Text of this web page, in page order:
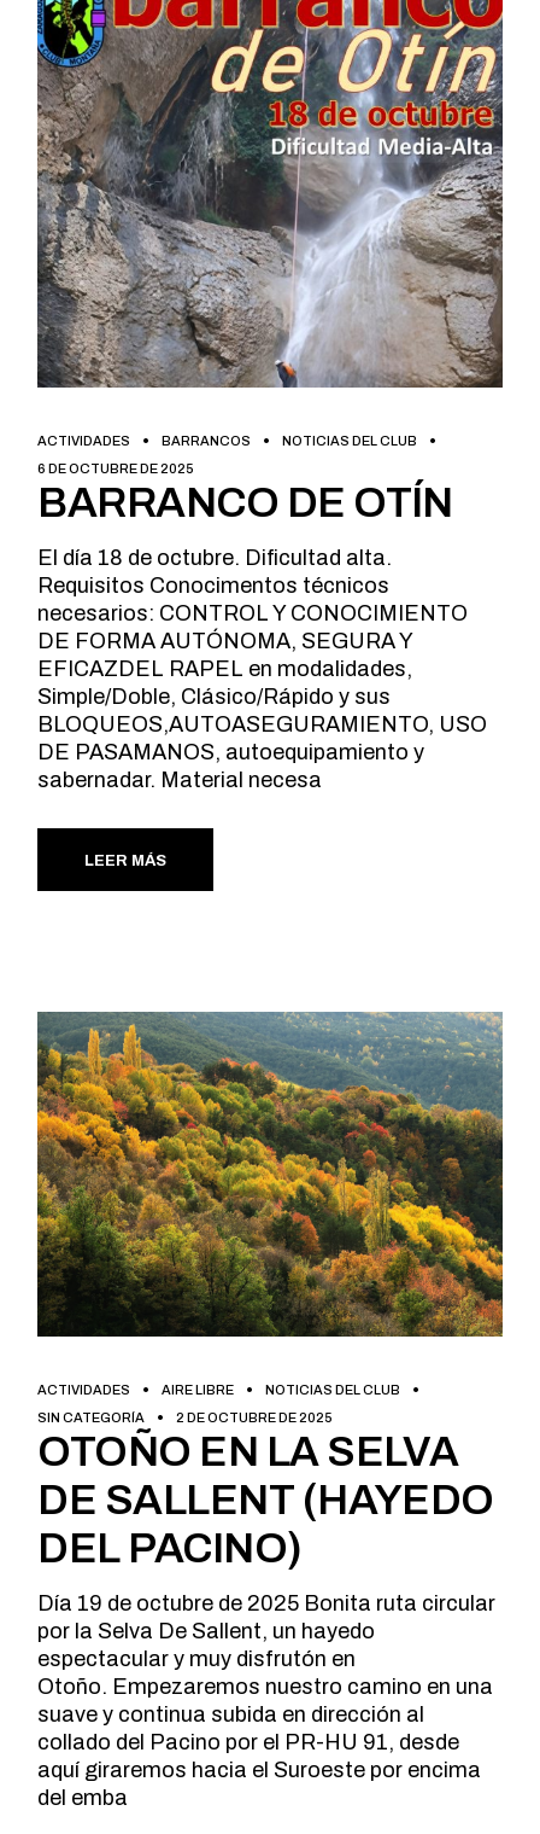
ACTIVIDADES BARRANCOS
NOTICIAS DEL CLUB
6 DE OCTUBRE DE 2025
BARRANCO DE OTÍN
El día 18 de octubre. Dificultad alta.
Requisitos Conocimentos técnicos
necesarios: CONTROL Y CONOCIMIENTO
DE FORMA AUTÓNOMA, SEGURA Y
EFICAZDEL RAPEL en modalidades,
Simple/Doble, Clásico/Rápido y sus
BLOQUEOS,AUTOASEGURAMIENTO, USO
DE PASAMANOS, autoequipamiento y
sabernadar. Material necesa
LEER MÁS
ACTIVIDADES AIRE LIBRE
NOTICIAS DEL CLUB
SIN CATEGORÍA
2 DE OCTUBRE DE 2025
OTOÑO EN LA SELVA
DE SALLENT (HAYEDO
DEL PACINO)
Día 19 de octubre de 2025 Bonita ruta circular
por la Selva De Sallent, un hayedo
espectacular y muy disfrutón en
Otoño. Empezaremos nuestro camino en una
suave y continua subida en dirección al
collado del Pacino por el PR-HU 91, desde
aquí giraremos hacia el Suroeste por encima
del emba